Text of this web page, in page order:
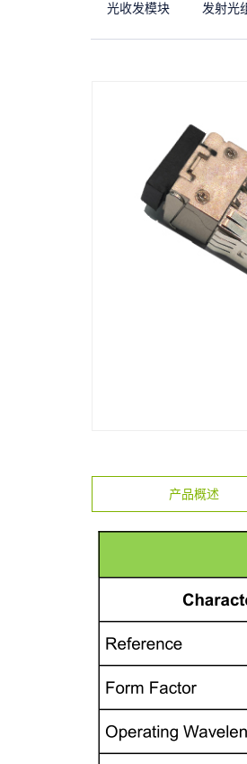
光收发模块 发射光
产品概述